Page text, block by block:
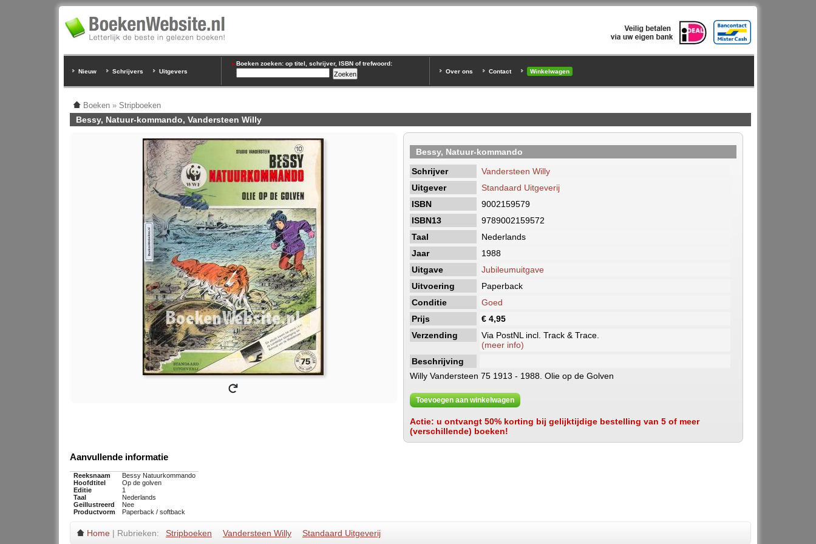
Nieuw Schrijvers Uitgevers
Boeken zoeken: op titel, schrijver, ISBN of trefwoord:
Over ons
Contact Winkelwagen
Boeken » Stripboeken
Bessy, Natuur-kommando, Vandersteen Willy
Bessy, Natuur-kommando
Schrijver
Vandersteen Willy
Uitgever
Standaard Uitgeverij
ISBN
9002159579
ISBN13
9789002159572
Taal
Nederlands
Jaar
1988
Uitgave
Jubileumuitgave
Uitvoering
Paperback
Conditie
Goed
Prijs
€ 4,95
Verzending
Via PostNL incl. Track & Trace.
(meer info)
Beschrijving
Willy Vandersteen 75 1913 - 1988. Olie op de Golven
Toevoegen aan winkelwagen
Actie: u ontvangt 50% korting bij gelijktijdige bestelling van 5 of meer
(verschillende) boeken!
Aanvullende informatie
Reeksnaam
Bessy Natuurkommando
Hoofdtitel
Op de golven
Editie
1
Taal
Nederlands
Geillustreerd
Nee
Productvorm
Paperback / softback
Home | Rubrieken: Stripboeken Vandersteen Willy Standaard Uitgeverij